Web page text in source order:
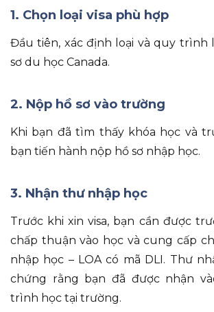
1. Chọn loại visa phù hợp
Đầu tiên, xác định loại và quy trình
sơ du học Canada.
2. Nộp hồ sơ vào trường
Khi bạn đã tìm thấy khóa học và
bạn tiến hành nộp hồ sơ nhập học.
3. Nhận thư nhập học
Trước khi xin visa, bạn cần được
chấp thuận vào học và cung cấp
nhập học – LOA có mã DLI. Thư
chứng rằng bạn đã được nhận
trình học tại trường.